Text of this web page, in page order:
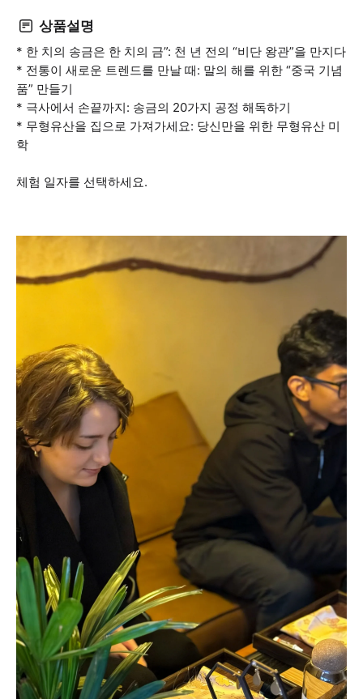
상품설명
* 한 치의 송금은 한 치의 금”: 천 년 전의 “비단 왕관”을 만지다
* 전통이 새로운 트렌드를 만날 때: 말의 해를 위한 “중국 기념
품” 만들기
* 극사에서 손끝까지: 송금의 20가지 공정 해독하기
* 무형유산을 집으로 가져가세요: 당신만을 위한 무형유산 미
학
체험 일자를 선택하세요.